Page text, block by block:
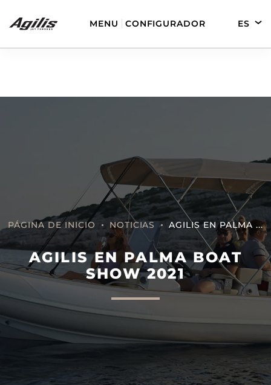
MENU CONFIGURADOR
ES
AGILIS 280E
AGILIS 305C
AGILIS 355C
AGILIS 360D
PÁGINA DE INICIO NOTICIAS AGILIS EN PALMA ...
AGILIS EN PALMA BOAT
SHOW 2021